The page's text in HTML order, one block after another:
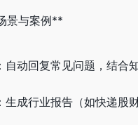
景与案例**
自动回复常见问题，结合
生成行业报告（如快递股